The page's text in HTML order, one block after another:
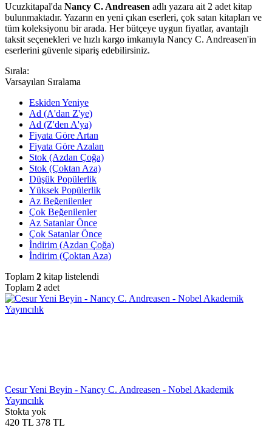
Ucuzkitapal'da Nancy C. Andreasen adlı yazara ait 2 adet kitap
bulunmaktadır. Yazarın en yeni çıkan eserleri, çok satan kitapları ve
tüm koleksiyonu bir arada. Her bütçeye uygun fiyatlar, avantajlı
taksit seçenekleri ve hızlı kargo imkanıyla Nancy C. Andreasen'in
eserlerini güvenle sipariş edebilirsiniz.
Sırala:
Varsayılan Sıralama
Eskiden Yeniye
Ad (A'dan Z'ye)
Ad (Z'den A'ya)
Fiyata Göre Artan
Fiyata Göre Azalan
Stok (Azdan Çoğa)
Stok (Çoktan Aza)
Düşük Popülerlik
Yüksek Popülerlik
Az Beğenilenler
Çok Beğenilenler
Az Satanlar Önce
Çok Satanlar Önce
İndirim (Azdan Çoğa)
İndirim (Çoktan Aza)
Toplam 2 kitap listelendi
Toplam 2 adet
Cesur Yeni Beyin - Nancy C. Andreasen - Nobel Akademik
Yayıncılık
Stokta yok
420 TL 378 TL